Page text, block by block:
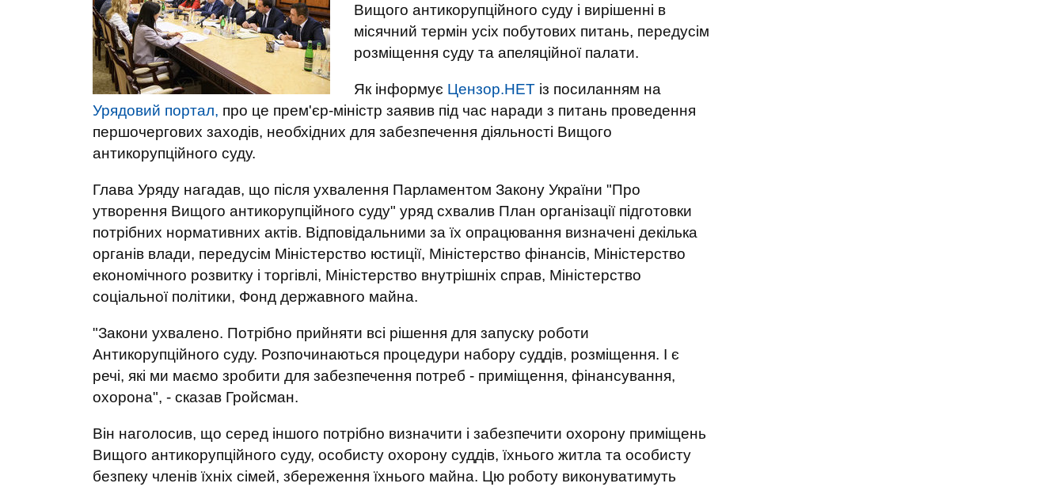
Вищого антикорупційного суду і вирішенні в
місячний термін усіх побутових питань, передусім
розміщення суду та апеляційної палати.
Як інформує Цензор.НЕТ із посиланням на
Урядовий портал, про це прем'єр-міністр заявив під час наради з питань проведення
першочергових заходів, необхідних для забезпечення діяльності Вищого
антикорупційного суду.
Глава Уряду нагадав, що після ухвалення Парламентом Закону України "Про
утворення Вищого антикорупційного суду" уряд схвалив План організації підготовки
потрібних нормативних актів. Відповідальними за їх опрацювання визначені декілька
органів влади, передусім Міністерство юстиції, Міністерство фінансів, Міністерство
економічного розвитку і торгівлі, Міністерство внутрішніх справ, Міністерство
соціальної політики, Фонд державного майна.
"Закони ухвалено. Потрібно прийняти всі рішення для запуску роботи
Антикорупційного суду. Розпочинаються процедури набору суддів, розміщення. І є
речі, які ми маємо зробити для забезпечення потреб - приміщення, фінансування,
охорона", - сказав Гройсман.
Він наголосив, що серед іншого потрібно визначити і забезпечити охорону приміщень
Вищого антикорупційного суду, особисту охорону суддів, їхнього житла та особисту
безпеку членів їхніх сімей, збереження їхнього майна. Цю роботу виконуватимуть